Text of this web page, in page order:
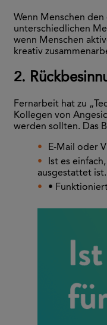
Wenn Menschen
unterschiedlichen
wenn Menschen
kreativ
2.
Fernarbeit hat zu
Kollegen von
werden sollten. Das
E-Mail oder
Ist es
ausgestattet ist.
•